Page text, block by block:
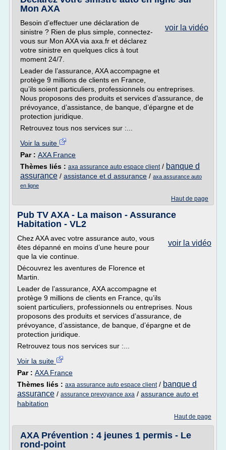
Mon AXA
voir la vidéo
Besoin d’effectuer une déclaration de
sinistre ? Rien de plus simple, connectez-
vous sur Mon AXA via axa.fr et déclarez
votre sinistre en quelques clics à tout
moment 24/7.
Leader de l’assurance, AXA accompagne et
protège 9 millions de clients en France,
qu’ils soient particuliers, professionnels ou entreprises.
Nous proposons des produits et services d’assurance, de
prévoyance, d’assistance, de banque, d’épargne et de
protection juridique.
Retrouvez tous nos services sur :...
Voir la suite
Par : AXA France
Thèmes liés : axa assurance auto espace client/ banque d
assurance / assistance et d assurance / axa assurance auto
en ligne
Haut de page
Pub TV AXA - La maison - Assurance
Habitation - VL2
voir la vidéo
Chez AXA avec votre assurance auto, vous
êtes dépanné en moins d’une heure pour
que la vie continue.
Découvrez les aventures de Florence et
Martin.
Leader de l’assurance, AXA accompagne et
protège 9 millions de clients en France, qu’ils
soient particuliers, professionnels ou entreprises. Nous
proposons des produits et services d’assurance, de
prévoyance, d’assistance, de banque, d’épargne et de
protection juridique.
Retrouvez tous nos services sur :...
Voir la suite
Par : AXA France
Thèmes liés : axa assurance auto espace client/ banque d
assurance / assurance prevoyance axa / assurance auto et
habitation
Haut de page
AXA Prévention : 4 jeunes 1 permis - Le
rond-point